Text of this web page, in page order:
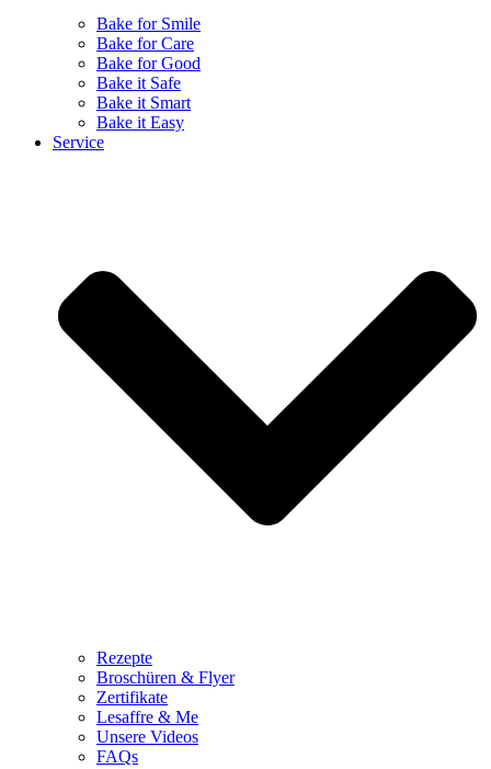
Bake for Smile
Bake for Care
Bake for Good
Bake it Safe
Bake it Smart
Bake it Easy
Service
Rezepte
Broschüren & Flyer
Zertifikate
Lesaffre & Me
Unsere Videos
FAQs